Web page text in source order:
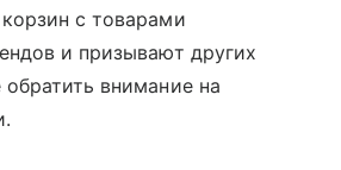
с товарами
и призывают других
внимание на